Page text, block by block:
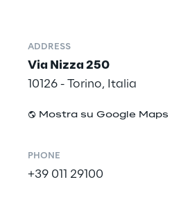
ADDRESS
Via Nizza 250
10126 - Torino, Italia
Mostra su Google Maps
PHONE
+39 011 29100